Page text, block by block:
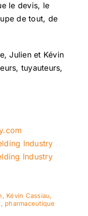
le devis, le
de tout, de
Julien et Kévin
tuyauteurs,
Industry
Industry
, Kévin Cassiau,
, pharmaceutique